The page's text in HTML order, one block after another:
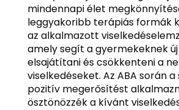
mindennapi élet
leggyakoribb terápiás formák
az alkalmazott
amely segít a gyermekeknek
elsajátítani és csökkenteni a
viselkedéseket. Az ABA során
pozitív megerősítést
ösztönözzék a kívánt